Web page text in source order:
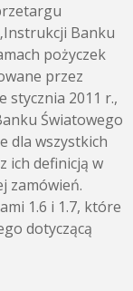
Banku
pożyczek
przez
stycznia 2011 r.,
Światowego
dla wszystkich
ich definicją w
zamówień.
1.6 i 1.7, które
dotyczącą